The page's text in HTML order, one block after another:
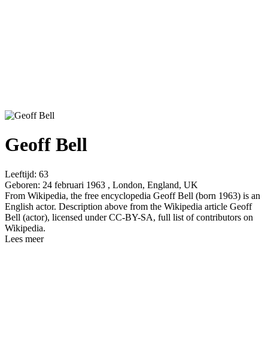
Geoff Bell
Leeftijd: 63
Geboren: 24 februari 1963 , London, England, UK
From Wikipedia, the free encyclopedia Geoff Bell (born 1963) is an
English actor. Description above from the Wikipedia article Geoff
Bell (actor), licensed under CC-BY-SA, full list of contributors on
Wikipedia. ​
Lees meer